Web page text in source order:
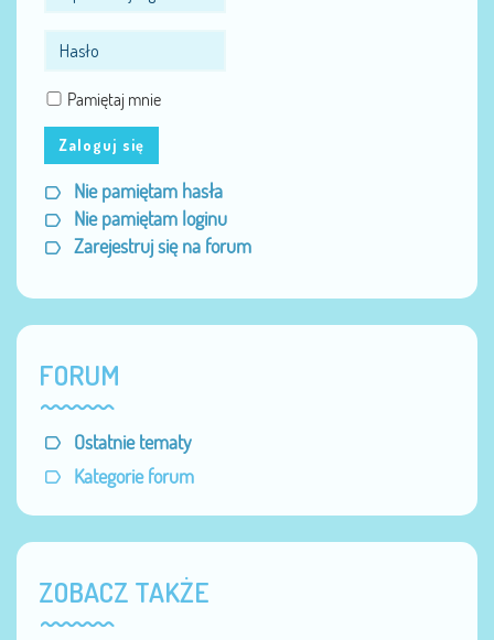
Pamiętaj mnie
Zaloguj się
Nie pamiętam hasła
Nie pamiętam loginu
Zarejestruj się na forum
FORUM
Ostatnie tematy
Kategorie forum
ZOBACZ TAKŻE